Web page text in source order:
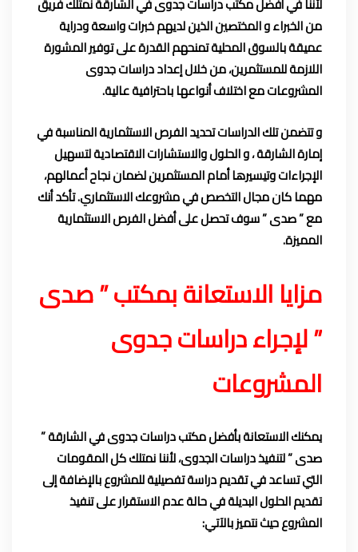
من الخبراء و المختصين الذين لديهم خبرات واسعة ودراية
عميقة بالسوق المحلية تمنحهم القدرة على توفير المشورة
اللازمة للمستثمرين، من خلال إعداد دراسات جدوى
المشروعات مع اختلاف أنواعها باحترافية عالية.
و تتضمن تلك الدراسات تحديد الفرص الاستثمارية المناسبة في
إمارة الشارقة ، و الحلول والاستشارات الاقتصادية لتسهيل
الإجراءات وتيسيرها أمام المستثمرين لضمان نجاح أعمالهم،
مهما كان مجال التخصص في مشروعك الاستثماري. تأكد أنك
مع ” صدى ” سوف تحصل على أفضلالفرص الاستثمارية
المميزة.
مزايا الاستعانة بمكتب ” صدى
” لإجراء دراسات جدوى
المشروعات
يمكنك الاستعانة بأفضل مكتب دراسات جدوى في الشارقة ”
صدى ” لتنفيذ دراسات الجدوى، لأننا نمتلك كل المقومات
التي تساعد في تقديم دراسة تفصيلية للمشروع بالإضافة إلى
تقديم الحلول البديلة في حالة عدم الاستقرار على تنفيذ
المشروع حيث نتميز بالآتي: